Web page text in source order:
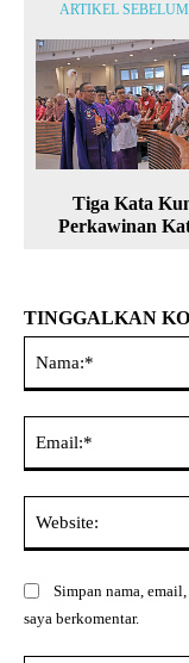
ARTIKEL
Tiga Kata
Perkawinan
TINGGALKAN
Simpan nama,
saya berkomentar.